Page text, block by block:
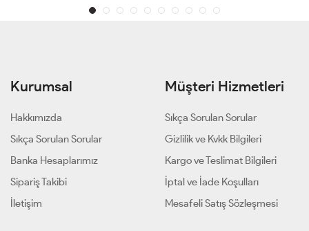
Kurumsal
Hakkımızda
Sıkça Sorulan Sorular
Banka Hesaplarımız
Sipariş Takibi
İletişim
Müşteri Hizmetleri
Sıkça Sorulan Sorular
Gizlilik ve Kvkk Bilgileri
Kargo ve Teslimat Bilgileri
İptal ve İade Koşulları
Mesafeli Satış Sözleşmesi